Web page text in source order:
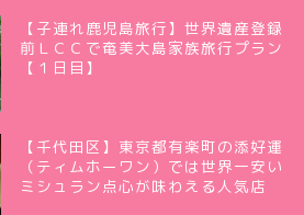
【子連れ鹿児島旅行】世界遺産登録
前ＬＣＣで奄美大島家族旅行プラン
【１日目】
【千代田区】東京都有楽町の添好運
（ティムホーワン）では世界一安い
ミシュラン点心が味わえる人気店